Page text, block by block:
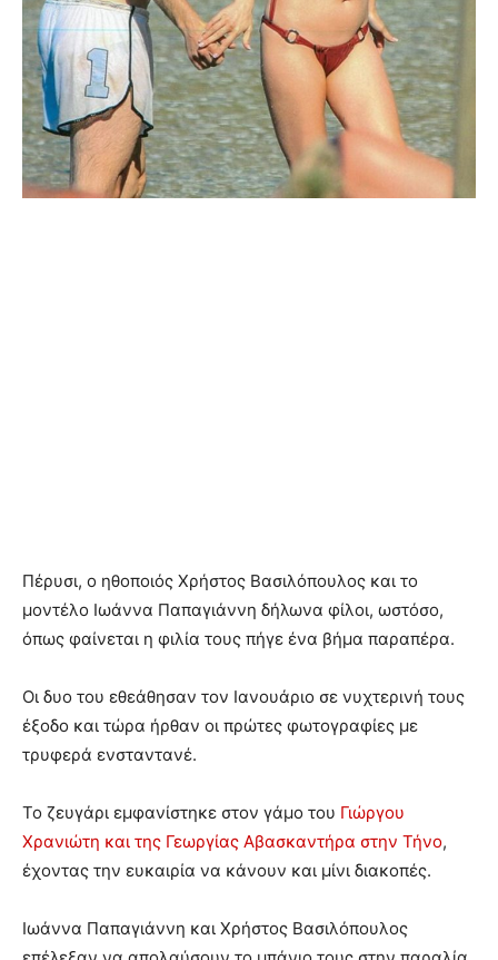
Πέρυσι, ο ηθοποιός Χρήστος Βασιλόπουλος και το
μοντέλο Ιωάννα Παπαγιάννη δήλωνα φίλοι, ωστόσο,
όπως φαίνεται η φιλία τους πήγε ένα βήμα παραπέρα.
Οι δυο του εθεάθησαν τον Ιανουάριο σε νυχτερινή τους
έξοδο και τώρα ήρθαν οι πρώτες φωτογραφίες με
τρυφερά ενσταντανέ.
Το ζευγάρι εμφανίστηκε στον γάμο του Γιώργου
Χρανιώτη και της Γεωργίας Αβασκαντήρα στην Τήνο,
έχοντας την ευκαιρία να κάνουν και μίνι διακοπές.
Ιωάννα Παπαγιάννη και Χρήστος Βασιλόπουλος